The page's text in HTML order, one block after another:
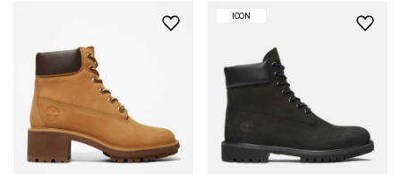
위
추
가
위
추
가
ICON